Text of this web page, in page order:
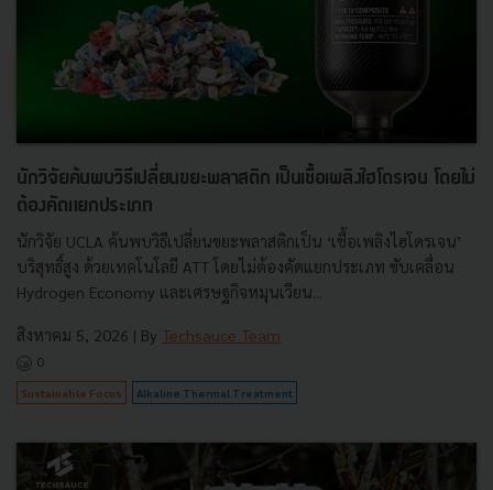
นักวิจัยค้นพบวิธีเปลี่ยนขยะพลาสติก เป็นเชื้อเพลิงไฮโดรเจน โดยไม่
ต้องคัดแยกประเภท
นักวิจัย UCLA ค้นพบวิธีเปลี่ยนขยะพลาสติกเป็น ‘เชื้อเพลิงไฮโดรเจน’
บริสุทธิ์สูง ด้วยเทคโนโลยี ATT โดยไม่ต้องคัดแยกประเภท ขับเคลื่อน
Hydrogen Economy และเศรษฐกิจหมุนเวียน...
สิงหาคม 5, 2026 | By Techsauce Team
0
Sustainable Focus Alkaline Thermal Treatment